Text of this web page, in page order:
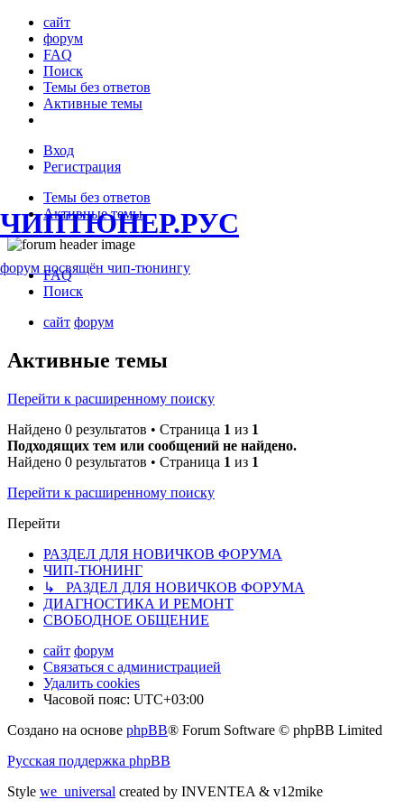
сайт
форум
FAQ
Поиск
Темы без ответов
Активные темы
Вход
Регистрация
Темы без ответов
Активные темы
ЧИПТЮНЕР.РУС
форум посвящён чип-тюнингу
FAQ
Поиск
сайт форум
Активные темы
Перейти к расширенному поиску
Найдено 0 результатов • Страница 1 из 1
Подходящих тем или сообщений не найдено.
Найдено 0 результатов • Страница 1 из 1
Перейти к расширенному поиску
Перейти
РАЗДЕЛ ДЛЯ НОВИЧКОВ ФОРУМА
ЧИП-ТЮНИНГ
↳ РАЗДЕЛ ДЛЯ НОВИЧКОВ ФОРУМА
ДИАГНОСТИКА И РЕМОНТ
СВОБОДНОЕ ОБЩЕНИЕ
сайт форум
Связаться с администрацией
Удалить cookies
Часовой пояс: UTC+03:00
Создано на основе phpBB® Forum Software © phpBB Limited
Русская поддержка phpBB
Style we_universal created by INVENTEA & v12mike